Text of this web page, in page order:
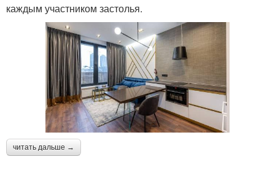
каждым участником застолья.
читать дальше →